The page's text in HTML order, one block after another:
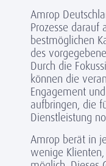
Amrop
Prozesse darauf
bestmöglichen
des
Durch die
können die
Engagement
aufbringen, die
Dienstleistung
Amrop berät in
wenige